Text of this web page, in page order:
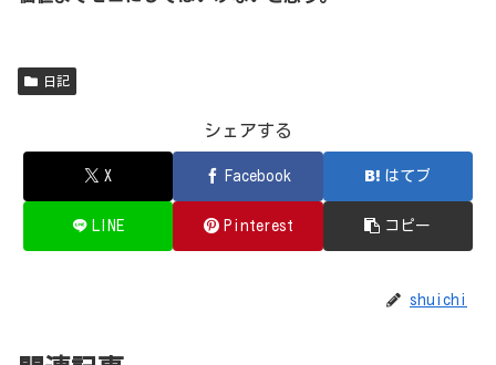
日記
シェアする
X Facebook はてブ
LINE Pinterest コピー
shuichi